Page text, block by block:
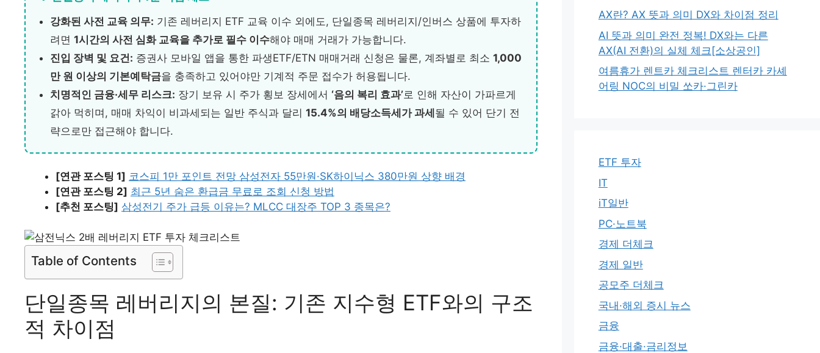
강화된 사전 교육 의무: 기존 레버리지 ETF 교육 이수 외에도, 단일종목 레버리지/인버스 상품에 투자하
려면 1시간의 사전 심화 교육을 추가로 필수 이수해야 매매 거래가 가능합니다.
진입 장벽 및 요건: 증권사 모바일 앱을 통한 파생ETF/ETN 매매거래 신청은 물론, 계좌별로 최소 1,000
만 원 이상의 기본예탁금을 충족하고 있어야만 기계적 주문 접수가 허용됩니다.
치명적인 금융·세무 리스크: 장기 보유 시 주가 횡보 장세에서 ‘음의 복리 효과’로 인해 자산이 가파르게
갉아 먹히며, 매매 차익이 비과세되는 일반 주식과 달리 15.4%의 배당소득세가 과세될 수 있어 단기 전
략으로만 접근해야 합니다.
[연관 포스팅 1] 코스피 1만 포인트 전망 삼성전자 55만원·SK하이닉스 380만원 상향 배경
[연관 포스팅 2] 최근 5년 숨은 환급금 무료로 조회 신청 방법
[추천 포스팅] 삼성전기 주가 급등 이유는? MLCC 대장주 TOP 3 종목은?
Table of Contents
단일종목 레버리지의 본질: 기존 지수형 ETF와의 구조
적 차이점
AX란? AX 뜻과 의미 DX와 차이점 정리
AI 뜻과 의미 완전 정복! DX와는 다른
AX(AI 전환)의 실체 체크[소상공인]
여름휴가 렌트카 체크리스트 렌터카 카셰
어링 NOC의 비밀 쏘카·그린카
ETF 투자
IT
iT일반
PC·노트북
경제 더체크
경제 일반
공모주 더체크
국내·해외 증시 뉴스
금융
금융·대출·금리정보